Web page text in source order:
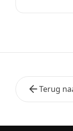
Terug